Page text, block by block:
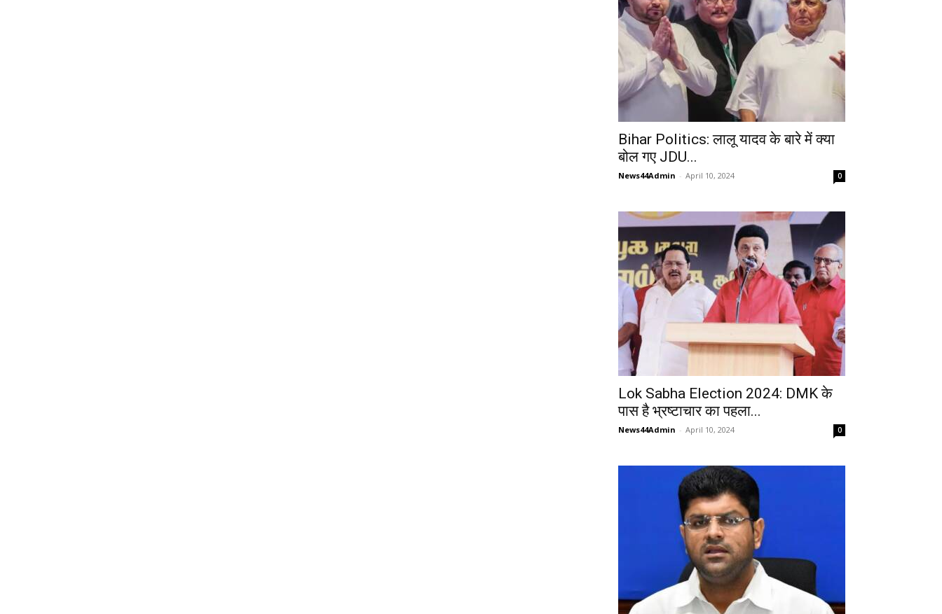
Bihar Politics: लालू यादव के बारे में क्या
बोल गए JDU...
News44Admin - April 10, 2024 0
Lok Sabha Election 2024: DMK के
पास है भ्रष्टाचार का पहला...
News44Admin - April 10, 2024 0